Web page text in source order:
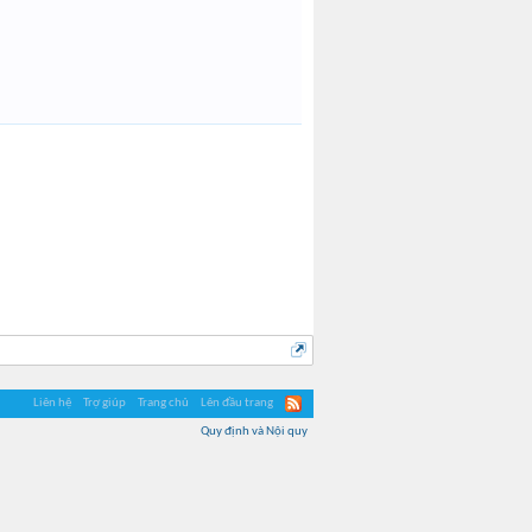
Liên hệ Trợ giúp Trang chủ Lên đầu trang
Quy định và Nội quy